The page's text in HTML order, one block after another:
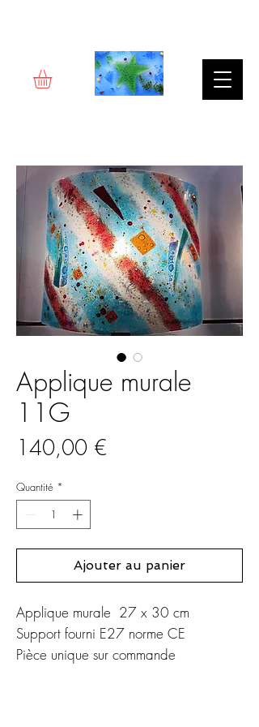
Applique murale
11G
140,00 €
Quantité *
Ajouter au panier
Applique murale 27 x 30 cm
Support fourni E27 norme CE
Pièce unique sur commande